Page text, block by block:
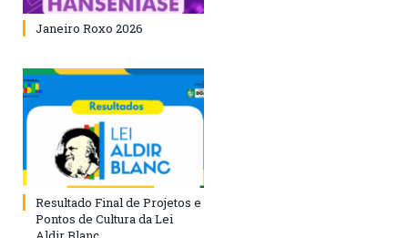
Janeiro Roxo 2026
Resultado Final de Projetos e
Pontos de Cultura da Lei